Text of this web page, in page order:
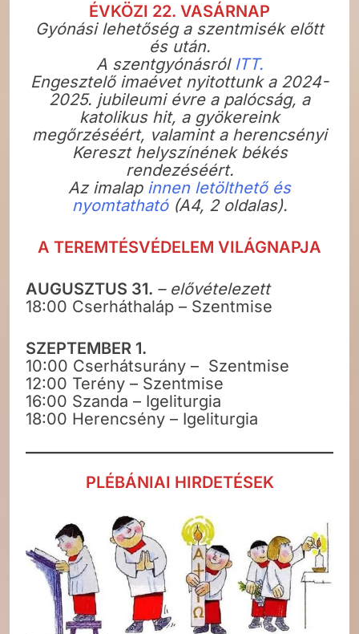
ÉVKÖZI 22. VASÁRNAP
Gyónási lehetőség a szentmisék előtt
és után.
A szentgyónásról ITT.
Engesztelő imaévet nyitottunk a 2024-
2025. jubileumi évre a palócság, a
katolikus hit, a gyökereink
megőrzéséért, valamint a herencsényi
Kereszt helyszínének békés
rendezéséért.
Az imalap innen letölthető és
nyomtatható(A4, 2 oldalas).
A TEREMTÉSVÉDELEM VILÁGNAPJA
AUGUSZTUS 31. – elővételezett
18:00 Cserháthaláp – Szentmise
SZEPTEMBER 1.
10:00 Cserhátsurány – Szentmise
12:00 Terény – Szentmise
16:00 Szanda – Igeliturgia
18:00 Herencsény – Igeliturgia
PLÉBÁNIAI HIRDETÉSEK